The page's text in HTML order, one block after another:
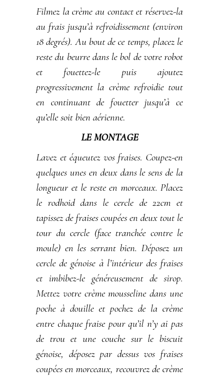
Filmez la crème au contact et réservez-la
au frais jusqu’à refroidissement (environ
18 degrés). Au bout de ce temps, placez le
reste du beurre dans le bol de votre robot
et fouettez-le puis ajoutez
progressivement la crème refroidie tout
en continuant de fouetter jusqu’à ce
qu’elle soit bien aérienne.
LE MONTAGE
Lavez et équeutez vos fraises. Coupez-en
quelques unes en deux dans le sens de la
longueur et le reste en morceaux. Placez
le rodhoid dans le cercle de 22cm et
tapissez de fraises coupées en deux tout le
tour du cercle (face tranchée contre le
moule) en les serrant bien. Déposez un
cercle de génoise à l’intérieur des fraises
et imbibez-le généreusement de sirop.
Mettez votre crème mousseline dans une
poche à douille et pochez de la crème
entre chaque fraise pour qu’il n’y ai pas
de trou et une couche sur le biscuit
génoise, déposez par dessus vos fraises
coupées en morceaux, recouvrez de crème